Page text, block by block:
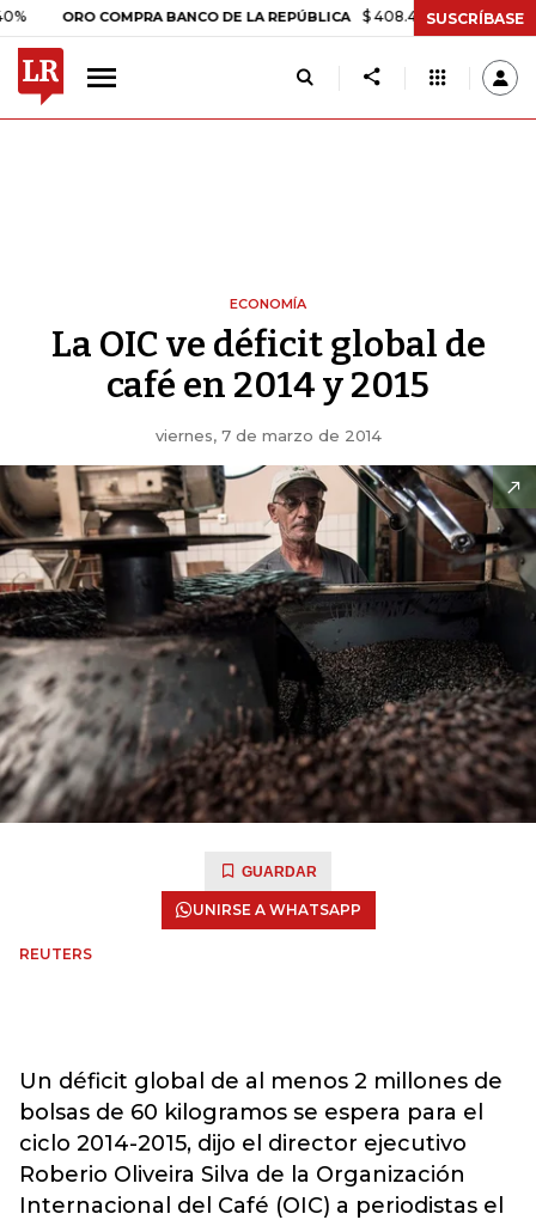
ORO COMPRA BANCO DE LA REPÚBLICA $ 408.498,97 +$ 8.753,81
SUSCRÍBASE
ECONOMÍA
La OIC ve déficit global de
café en 2014 y 2015
viernes, 7 de marzo de 2014
GUARDAR
UNIRSE A WHATSAPP
REUTERS
Un déficit global de al menos 2 millones de
bolsas de 60 kilogramos se espera para el
ciclo 2014-2015, dijo el director ejecutivo
Roberio Oliveira Silva de la Organización
Internacional del Café (OIC) a periodistas el